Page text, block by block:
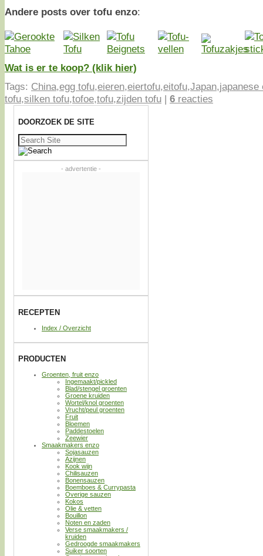
Andere posts over tofu enzo:
Wat is er te koop? (klik hier)
Tags: China,egg tofu,eieren,eiertofu,eitofu,Japan,japanese
tofu,silken tofu,tofoe,tofu,zijden tofu | 6 reacties
DOORZOEK DE SITE
Zoeken
naar:
- advertentie -
RECEPTEN
Index / Overzicht
PRODUCTEN
Groenten, fruit enzo
Ingemaakt/pickled
Blad/stengel groenten
Groene kruiden
Wortel/knol groenten
Vrucht/peul groenten
Fruit
Bloemen
Paddestoelen
Zeewier
Smaakmakers enzo
Sojasauzen
Azijnen
Kook wijn
Chilisauzen
Bonensauzen
Boemboes & Currypasta
Overige sauzen
Kokos
Olie & vetten
Bouillon
Noten en zaden
Verse smaakmakers /
kruiden
Gedroogde smaakmakers
Suiker soorten